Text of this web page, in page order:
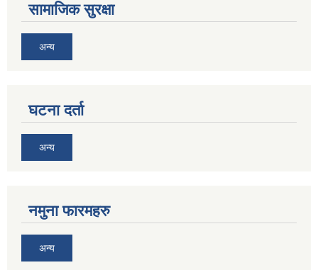
सामाजिक सुरक्षा
अन्य
घटना दर्ता
अन्य
नमुना फारमहरु
अन्य